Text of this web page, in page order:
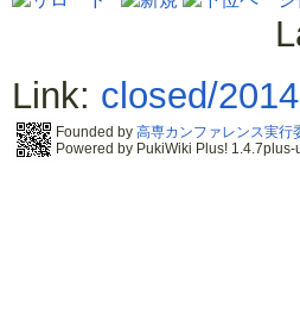
Link: closed/2014
Founded by 高専カンファレンス実行
Powered by PukiWiki Plus!